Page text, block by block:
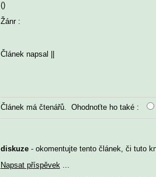
()
Žánr :
Článek napsal
Článek má čtenářů. Ohodnoťte ho také :
diskuze- okomentujte tento článek, či tuto
Napsat příspěvek